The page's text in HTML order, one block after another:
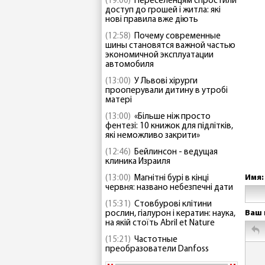
доступ до грошей і житла: які
нові правила вже діють
(12:58) Почему современные
шины становятся важной частью
экономичной эксплуатации
автомобиля
(13:00) У Львові хірурги
прооперували дитину в утробі
матері
(13:00) «Більше ніж просто
фентезі: 10 книжок для підлітків,
які неможливо закрити»
(12:46) Бейлинсон - ведущая
клиника Израиля
(13:00) Магнітні бурі в кінці
червня: названо небезпечні дати
(15:31) Стовбурові клітини
рослин, гіалурон і кератин: наука,
на якій стоїть Abril et Nature
(15:21) Частотные
преобразователи Danfoss
Имя:
Ваш